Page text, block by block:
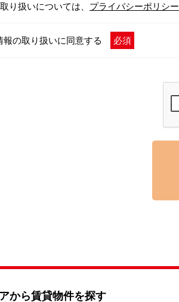
り扱いについては、 プライバシーポリシー
報の取り扱いに同意する 必須
から賃貸物件を探す